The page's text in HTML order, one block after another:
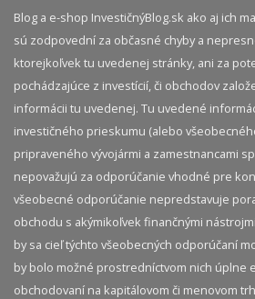
Blog a e-shop InvestičnýBlog.sk ako aj ich
sú zodpovední za občasné chyby a
ktorejkoľvek tu uvedenej stránky, ani za
pochádzajúce z investícií, či obchodov
informácii tu uvedenej. Tu uvedené
investičného prieskumu (alebo
pripraveného vývojármi a zamestnancami
nepovažujú za odporúčanie vhodné pre
všeobecné odporúčanie nepredstavuje
obchodu s akýmikoľvek finančnými
by sa cieľ týchto všeobecných odporúčaní
by bolo možné prostredníctvom nich úplne
obchodovaní na kapitálovom či menovom